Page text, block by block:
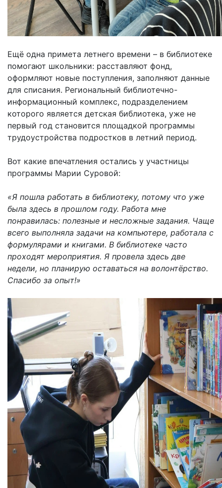
Ещё одна примета летнего времени – в библиотеке
помогают школьники: расставляют фонд,
оформляют новые поступления, заполняют данные
для списания. Региональный библиотечно-
информационный комплекс, подразделением
которого является детская библиотека, уже не
первый год становится площадкой программы
трудоустройства подростков в летний период.
Вот какие впечатления остались у участницы
программы Марии Суровой:
«Я пошла работать в библиотеку, потому что уже
была здесь в прошлом году. Работа мне
понравилась: полезные и несложные задания. Чаще
всего выполняла задачи на компьютере, работала с
формулярами и книгами. В библиотеке часто
проходят мероприятия. Я провела здесь две
недели, но планирую оставаться на волонтёрство.
Спасибо за опыт!»